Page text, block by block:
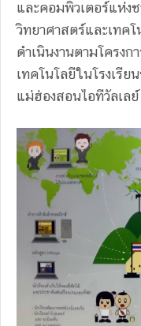
และคอมพิวเตอร์แห่ง
วิทยาศาสตร์และเทค
ดำเนินงานตามโครงก
เทคโนโลยีในโรงเรีย
แม่ฮ่องสอนไอทีวัลเลย์